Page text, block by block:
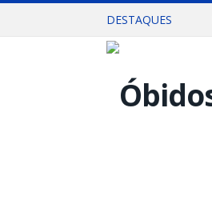
DESTAQUES